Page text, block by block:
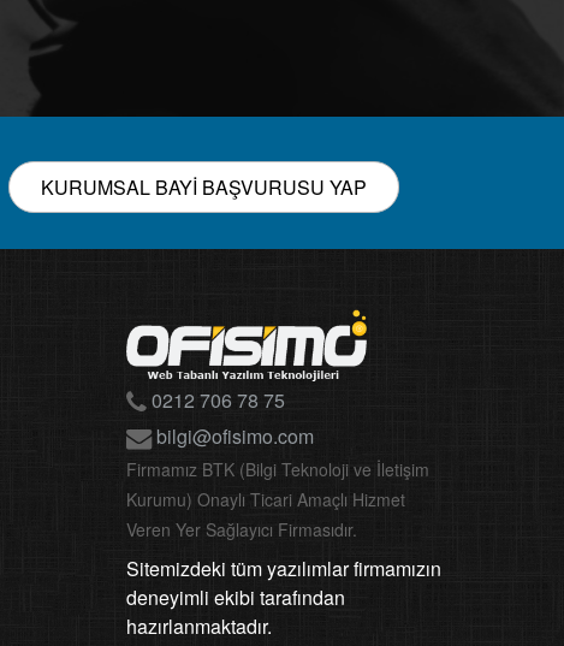
KURUMSAL BAYİ BAŞVURUSU YAP
0212 706 78 75
bilgi@ofisimo.com
Firmamız BTK (Bilgi Teknoloji ve İletişim
Kurumu) Onaylı Ticari Amaçlı Hizmet
Veren Yer Sağlayıcı Firmasıdır.
Sitemizdeki tüm yazılımlar firmamızın
deneyimli ekibi tarafından
hazırlanmaktadır.